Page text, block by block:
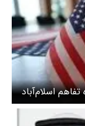
اسلام‌آباد